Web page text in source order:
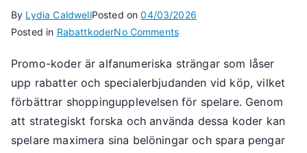
By Lydia CaldwellPosted on04/03/2026
Posted in RabattkoderNo Commentson
kodinsikter:
Promo
koder,
Spelarupplevelser,
Maximera
Promo-koder är alfanumeriska strängar som låser
upp rabatter och specialerbjudanden vid köp, vilket
förbättrar shoppingupplevelsen för spelare. Genom
att strategiskt forska och använda dessa koder kan
spelare maximera sina belöningar och spara pengar